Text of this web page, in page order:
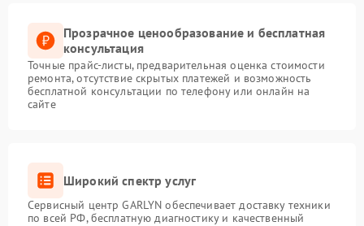
Прозрачное ценообразование и бесплатная
консультация
Точные прайс-листы, предварительная оценка стоимости
ремонта, отсутствие скрытых платежей и возможность
бесплатной консультации по телефону или онлайн на
сайте
Широкий спектр услуг
Сервисный центр GARLYN обеспечивает доставку техники
по всей РФ, бесплатную диагностику и качественный